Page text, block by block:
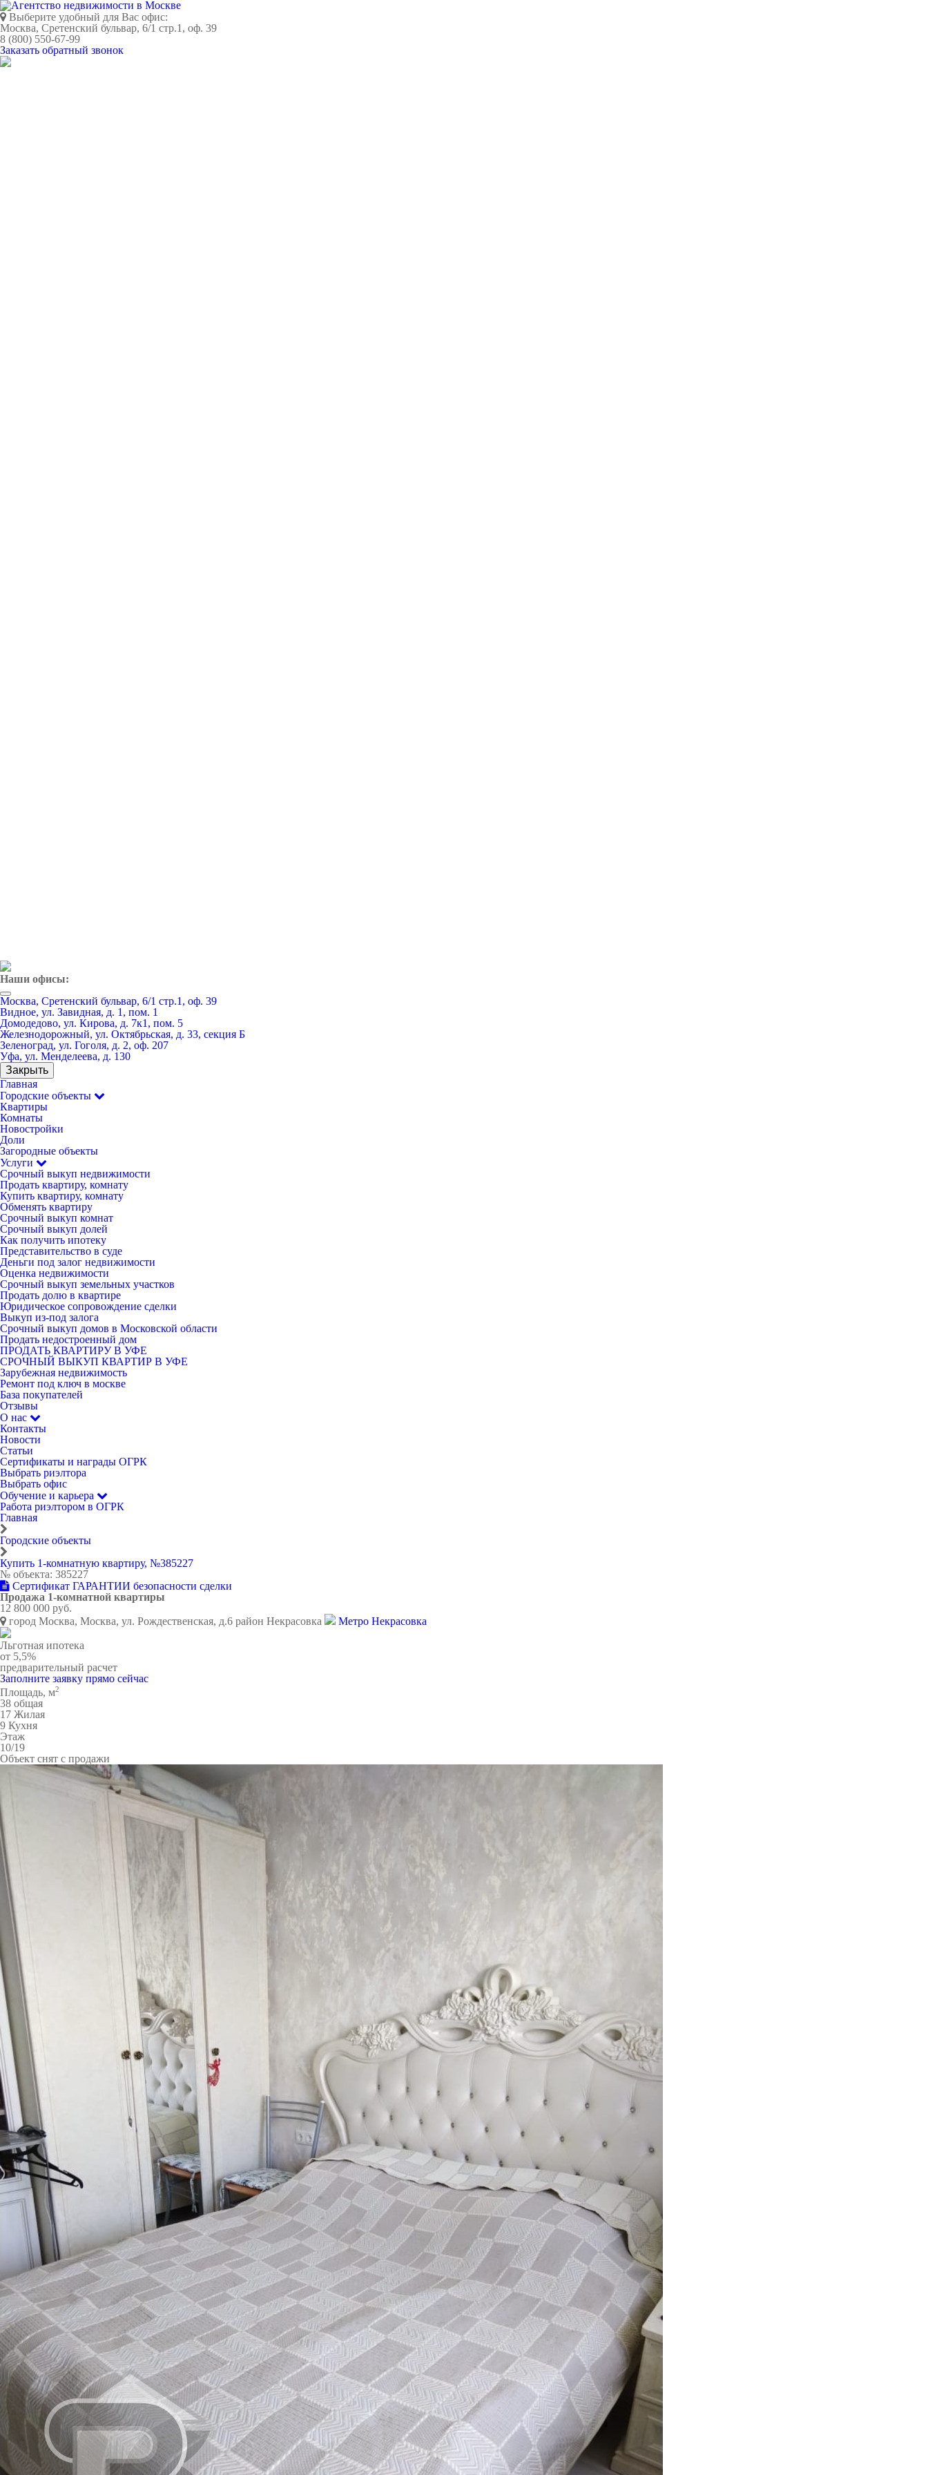
Выберите удобный для Вас офис:
Москва, Сретенский бульвар, 6/1 стр.1, оф. 39
8 (800) 550-67-99
Заказать обратный звонок
Наши офисы:
Москва, Сретенский бульвар, 6/1 стр.1, оф. 39
Видное, ул. Завидная, д. 1, пом. 1
Домодедово, ул. Кирова, д. 7к1, пом. 5
Железнодорожный, ул. Октябрьская, д. 33, секция Б
Зеленоград, ул. Гоголя, д. 2, оф. 207
Уфа, ул. Менделеева, д. 130
Закрыть
Главная
Городские объекты
Квартиры
Комнаты
Новостройки
Доли
Загородные объекты
Услуги
Срочный выкуп недвижимости
Продать квартиру, комнату
Купить квартиру, комнату
Обменять квартиру
Срочный выкуп комнат
Срочный выкуп долей
Как получить ипотеку
Представительство в суде
Деньги под залог недвижимости
Оценка недвижимости
Срочный выкуп земельных участков
Продать долю в квартире
Юридическое сопровождение сделки
Выкуп из-под залога
Срочный выкуп домов в Московской области
Продать недостроенный дом
ПРОДАТЬ КВАРТИРУ В УФЕ
СРОЧНЫЙ ВЫКУП КВАРТИР В УФЕ
Зарубежная недвижимость
Ремонт под ключ в москве
База покупателей
Отзывы
О нас
Контакты
Новости
Статьи
Сертификаты и награды ОГРК
Выбрать риэлтора
Выбрать офис
Обучение и карьера
Работа риэлтором в ОГРК
Главная
Городские объекты
Купить 1-комнатную квартиру, №385227
№ объекта: 385227
Сертификат ГАРАНТИИ безопасности сделки
Продажа 1-комнатной квартиры
12 800 000 руб.
город Москва, Москва, ул. Рождественская, д.6 район Некрасовка
Метро Некрасовка
Льготная ипотека
от 5,5%
предварительный расчет
Заполните заявку прямо сейчас
Площадь, м2
38 общая
17 Жилая
9 Кухня
Этаж
10/19
Объект снят с продажи